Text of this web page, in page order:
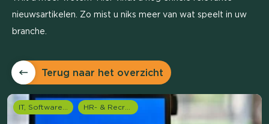
nieuwsartikelen. Zo mist u niks meer van wat speelt in uw
branche.
Terug naar het overzicht